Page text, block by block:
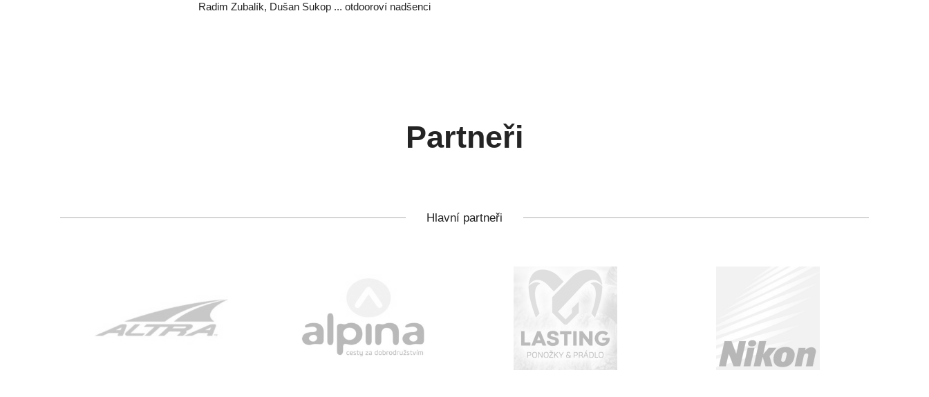
Radim Zubalík, Dušan Sukop ... otdooroví nadšenci
Partneři